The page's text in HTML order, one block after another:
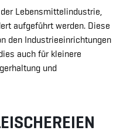
Lebensmittelindustrie,
aufgeführt werden. Diese
den Industrieeinrichtungen
auch für kleinere
und